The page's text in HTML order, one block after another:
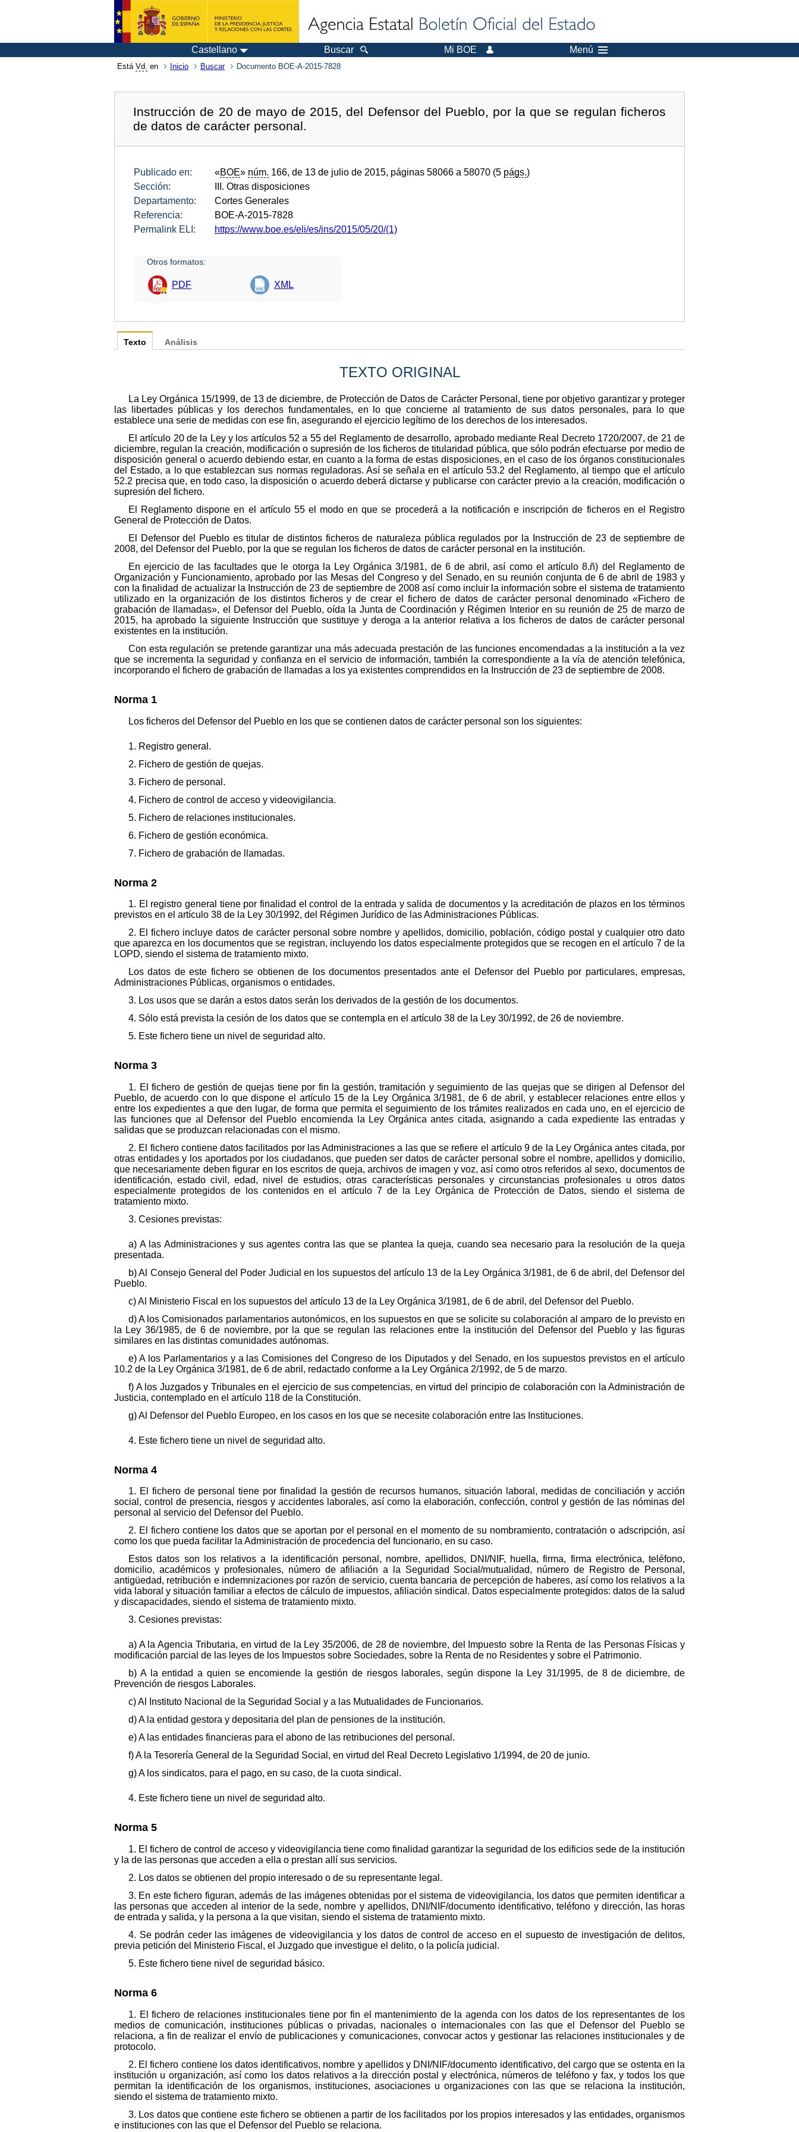
Castellano Buscar Mi BOE Menú
Está Vd. en Inicio Buscar Documento BOE-A-2015-7828
Instrucción de 20 de mayo de 2015, del Defensor del Pueblo, por la que se regulan ficheros
de datos de carácter personal.
Publicado en: «BOE» núm. 166, de 13 de julio de 2015, páginas 58066 a 58070 (5 págs.)
Sección:
III. Otras disposiciones
Departamento:
Cortes Generales
Referencia:
BOE-A-2015-7828
Permalink ELI:
https://www.boe.es/eli/es/ins/2015/05/20/(1)
Otros formatos:
PDF XML
Texto
TEXTO ORIGINAL
La Ley Orgánica 15/1999, de 13 de diciembre, de Protección de Datos de Carácter Personal, tiene por objetivo garantizar y proteger
las libertades públicas y los derechos fundamentales, en lo que concierne al tratamiento de sus datos personales, para lo que
establece una serie de medidas con ese fin, asegurando el ejercicio legítimo de los derechos de los interesados.
El artículo 20 de la Ley y los artículos 52 a 55 del Reglamento de desarrollo, aprobado mediante Real Decreto 1720/2007, de 21 de
diciembre, regulan la creación, modificación o supresión de los ficheros de titularidad pública, que sólo podrán efectuarse por medio de
disposición general o acuerdo debiendo estar, en cuanto a la forma de estas disposiciones, en el caso de los órganos constitucionales
del Estado, a lo que establezcan sus normas reguladoras. Así se señala en el artículo 53.2 del Reglamento, al tiempo que el artículo
52.2 precisa que, en todo caso, la disposición o acuerdo deberá dictarse y publicarse con carácter previo a la creación, modificación o
supresión del fichero.
El Reglamento dispone en el artículo 55 el modo en que se procederá a la notificación e inscripción de ficheros en el Registro
General de Protección de Datos.
El Defensor del Pueblo es titular de distintos ficheros de naturaleza pública regulados por la Instrucción de 23 de septiembre de
2008, del Defensor del Pueblo, por la que se regulan los ficheros de datos de carácter personal en la institución.
En ejercicio de las facultades que le otorga la Ley Orgánica 3/1981, de 6 de abril, así como el artículo 8.ñ) del Reglamento de
Organización y Funcionamiento, aprobado por las Mesas del Congreso y del Senado, en su reunión conjunta de 6 de abril de 1983 y
con la finalidad de actualizar la Instrucción de 23 de septiembre de 2008 así como incluir la información sobre el sistema de tratamiento
utilizado en la organización de los distintos ficheros y de crear el fichero de datos de carácter personal denominado «Fichero de
grabación de llamadas», el Defensor del Pueblo, oída la Junta de Coordinación y Régimen Interior en su reunión de 25 de marzo de
2015, ha aprobado la siguiente Instrucción que sustituye y deroga a la anterior relativa a los ficheros de datos de carácter personal
existentes en la institución.
Con esta regulación se pretende garantizar una más adecuada prestación de las funciones encomendadas a la institución a la vez
que se incrementa la seguridad y confianza en el servicio de información, también la correspondiente a la vía de atención telefónica,
incorporando el fichero de grabación de llamadas a los ya existentes comprendidos en la Instrucción de 23 de septiembre de 2008.
Norma 1
Los ficheros del Defensor del Pueblo en los que se contienen datos de carácter personal son los siguientes:
1. Registro general.
2. Fichero de gestión de quejas.
3. Fichero de personal.
4. Fichero de control de acceso y videovigilancia.
5. Fichero de relaciones institucionales.
6. Fichero de gestión económica.
7. Fichero de grabación de llamadas.
Norma 2
1. El registro general tiene por finalidad el control de la entrada y salida de documentos y la acreditación de plazos en los términos
previstos en el artículo 38 de la Ley 30/1992, del Régimen Jurídico de las Administraciones Públicas.
2. El fichero incluye datos de carácter personal sobre nombre y apellidos, domicilio, población, código postal y cualquier otro dato
que aparezca en los documentos que se registran, incluyendo los datos especialmente protegidos que se recogen en el artículo 7 de la
LOPD, siendo el sistema de tratamiento mixto.
Los datos de este fichero se obtienen de los documentos presentados ante el Defensor del Pueblo por particulares, empresas,
Administraciones Públicas, organismos o entidades.
3. Los usos que se darán a estos datos serán los derivados de la gestión de los documentos.
4. Sólo está prevista la cesión de los datos que se contempla en el artículo 38 de la Ley 30/1992, de 26 de noviembre.
5. Este fichero tiene un nivel de seguridad alto.
Norma 3
1. El fichero de gestión de quejas tiene por fin la gestión, tramitación y seguimiento de las quejas que se dirigen al Defensor del
Pueblo, de acuerdo con lo que dispone el artículo 15 de la Ley Orgánica 3/1981, de 6 de abril, y establecer relaciones entre ellos y
entre los expedientes a que den lugar, de forma que permita el seguimiento de los trámites realizados en cada uno, en el ejercicio de
las funciones que al Defensor del Pueblo encomienda la Ley Orgánica antes citada, asignando a cada expediente las entradas y
salidas que se produzcan relacionadas con el mismo.
2. El fichero contiene datos facilitados por las Administraciones a las que se refiere el artículo 9 de la Ley Orgánica antes citada, por
otras entidades y los aportados por los ciudadanos, que pueden ser datos de carácter personal sobre el nombre, apellidos y domicilio,
que necesariamente deben figurar en los escritos de queja, archivos de imagen y voz, así como otros referidos al sexo, documentos de
identificación, estado civil, edad, nivel de estudios, otras características personales y circunstancias profesionales u otros datos
especialmente protegidos de los contenidos en el artículo 7 de la Ley Orgánica de Protección de Datos, siendo el sistema de
tratamiento mixto.
3. Cesiones previstas:
a) A las Administraciones y sus agentes contra las que se plantea la queja, cuando sea necesario para la resolución de la queja
presentada.
b) Al Consejo General del Poder Judicial en los supuestos del artículo 13 de la Ley Orgánica 3/1981, de 6 de abril, del Defensor del
Pueblo.
c) Al Ministerio Fiscal en los supuestos del artículo 13 de la Ley Orgánica 3/1981, de 6 de abril, del Defensor del Pueblo.
d) A los Comisionados parlamentarios autonómicos, en los supuestos en que se solicite su colaboración al amparo de lo previsto en
la Ley 36/1985, de 6 de noviembre, por la que se regulan las relaciones entre la institución del Defensor del Pueblo y las figuras
similares en las distintas comunidades autónomas.
e) A los Parlamentarios y a las Comisiones del Congreso de los Diputados y del Senado, en los supuestos previstos en el artículo
10.2 de la Ley Orgánica 3/1981, de 6 de abril, redactado conforme a la Ley Orgánica 2/1992, de 5 de marzo.
f) A los Juzgados y Tribunales en el ejercicio de sus competencias, en virtud del principio de colaboración con la Administración de
Justicia, contemplado en el artículo 118 de la Constitución.
g) Al Defensor del Pueblo Europeo, en los casos en los que se necesite colaboración entre las Instituciones.
4. Este fichero tiene un nivel de seguridad alto.
Norma 4
1. El fichero de personal tiene por finalidad la gestión de recursos humanos, situación laboral, medidas de conciliación y acción
social, control de presencia, riesgos y accidentes laborales, así como la elaboración, confección, control y gestión de las nóminas del
personal al servicio del Defensor del Pueblo.
2. El fichero contiene los datos que se aportan por el personal en el momento de su nombramiento, contratación o adscripción, así
como los que pueda facilitar la Administración de procedencia del funcionario, en su caso.
Estos datos son los relativos a la identificación personal, nombre, apellidos, DNI/NIF, huella, firma, firma electrónica, teléfono,
domicilio, académicos y profesionales, número de afiliación a la Seguridad Social/mutualidad, número de Registro de Personal,
antigüedad, retribución e indemnizaciones por razón de servicio, cuenta bancaria de percepción de haberes, así como los relativos a la
vida laboral y situación familiar a efectos de cálculo de impuestos, afiliación sindical. Datos especialmente protegidos: datos de la salud
y discapacidades, siendo el sistema de tratamiento mixto.
3. Cesiones previstas:
a) A la Agencia Tributaria, en virtud de la Ley 35/2006, de 28 de noviembre, del Impuesto sobre la Renta de las Personas Físicas y
modificación parcial de las leyes de los Impuestos sobre Sociedades, sobre la Renta de no Residentes y sobre el Patrimonio.
b) A la entidad a quien se encomiende la gestión de riesgos laborales, según dispone la Ley 31/1995, de 8 de diciembre, de
Prevención de riesgos Laborales.
c) Al Instituto Nacional de la Seguridad Social y a las Mutualidades de Funcionarios.
d) A la entidad gestora y depositaria del plan de pensiones de la institución.
e) A las entidades financieras para el abono de las retribuciones del personal.
f) A la Tesorería General de la Seguridad Social, en virtud del Real Decreto Legislativo 1/1994, de 20 de junio.
g) A los sindicatos, para el pago, en su caso, de la cuota sindical.
4. Este fichero tiene un nivel de seguridad alto.
Norma 5
1. El fichero de control de acceso y videovigilancia tiene como finalidad garantizar la seguridad de los edificios sede de la institución
y la de las personas que acceden a ella o prestan allí sus servicios.
2. Los datos se obtienen del propio interesado o de su representante legal.
3. En este fichero figuran, además de las imágenes obtenidas por el sistema de videovigilancia, los datos que permiten identificar a
las personas que acceden al interior de la sede, nombre y apellidos, DNI/NIF/documento identificativo, teléfono y dirección, las horas
de entrada y salida, y la persona a la que visitan, siendo el sistema de tratamiento mixto.
4. Se podrán ceder las imágenes de videovigilancia y los datos de control de acceso en el supuesto de investigación de delitos,
previa petición del Ministerio Fiscal, el Juzgado que investigue el delito, o la policía judicial.
5. Este fichero tiene nivel de seguridad básico.
Norma 6
1. El fichero de relaciones institucionales tiene por fin el mantenimiento de la agenda con los datos de los representantes de los
medios de comunicación, instituciones públicas o privadas, nacionales o internacionales con las que el Defensor del Pueblo se
relaciona, a fin de realizar el envío de publicaciones y comunicaciones, convocar actos y gestionar las relaciones institucionales y de
protocolo.
2. El fichero contiene los datos identificativos, nombre y apellidos y DNI/NIF/documento identificativo, del cargo que se ostenta en la
institución u organización, así como los datos relativos a la dirección postal y electrónica, números de teléfono y fax, y todos los que
permitan la identificación de los organismos, instituciones, asociaciones u organizaciones con las que se relaciona la institución,
siendo el sistema de tratamiento mixto.
3. Los datos que contiene este fichero se obtienen a partir de los facilitados por los propios interesados y las entidades, organismos
e instituciones con las que el Defensor del Pueblo se relaciona.
Análisis